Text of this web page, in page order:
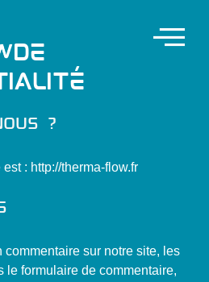
de
?
est : http://therma-flow.fr
sur notre site, les
le formulaire de commentaire,